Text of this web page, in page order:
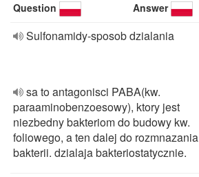
Question Answer
Sulfonamidy-sposob dzialania
sa to antagonisci PABA(kw.
paraaminobenzoesowy), ktory jest
niezbedny bakteriom do budowy kw.
foliowego, a ten dalej do rozmnazania
bakterii. dzialaja bakteriostatycznie.